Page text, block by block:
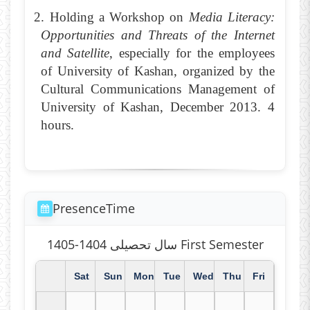
2. Holding a Workshop on Media Literacy:
Opportunities and Threats of the Internet
and Satellite, especially for the employees
of University of Kashan, organized by the
Cultural Communications Management of
University of Kashan, December 2013. 4
hours.
PresenceTime
سال تحصیلی 1404-1405 First Semester
Sat Sun Mon Tue Wed Thu Fri